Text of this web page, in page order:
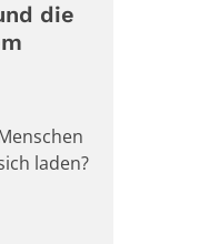
die
laden?